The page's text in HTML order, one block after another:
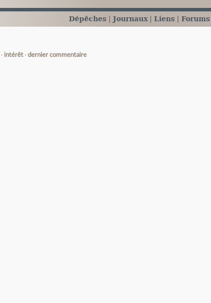
Dépêches Journaux Liens Forums
intérêt dernier commentaire